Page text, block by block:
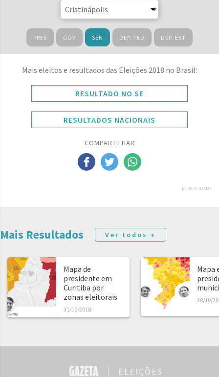
PRES GOV SEN DEP. FED DEP. EST
Mais eleitos e resultados das Eleições 2018 no Brasil:
RESULTADO NO SE
RESULTADOS NACIONAIS
COMPARTILHAR
PUBLICIDADE
Mais Resultados Ver todos +
Mapa de
presidente em
Curitiba por
zonas eleitorais
31/10/2018
Mapa
28/10/
ELEIÇÕES